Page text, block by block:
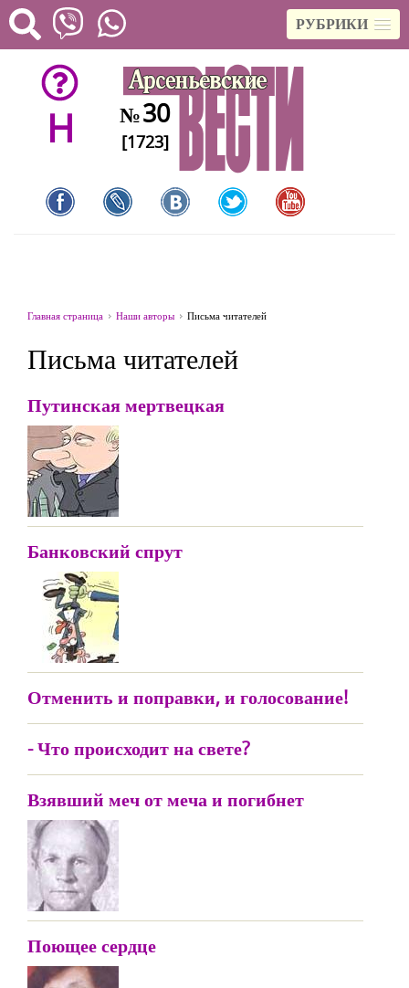
РУБРИКИ
H №30
[1723]
Главная страница Наши авторы Письма читателей
Письма читателей
Путинская мертвецкая
Банковский спрут
Отменить и поправки, и голосование!
- Что происходит на свете?
Взявший меч от меча и погибнет
Поющее сердце